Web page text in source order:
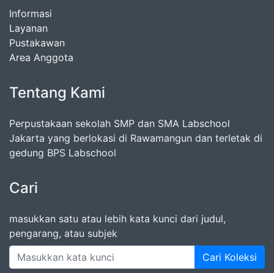
Informasi
Layanan
Pustakawan
Area Anggota
Tentang Kami
Perpustakaan sekolah SMP dan SMA Labschool
Jakarta yang berlokasi di Rawamangun dan terletak di
gedung BPS Labschool
Cari
masukkan satu atau lebih kata kunci dari judul,
pengarang, atau subjek
Cari Koleksi